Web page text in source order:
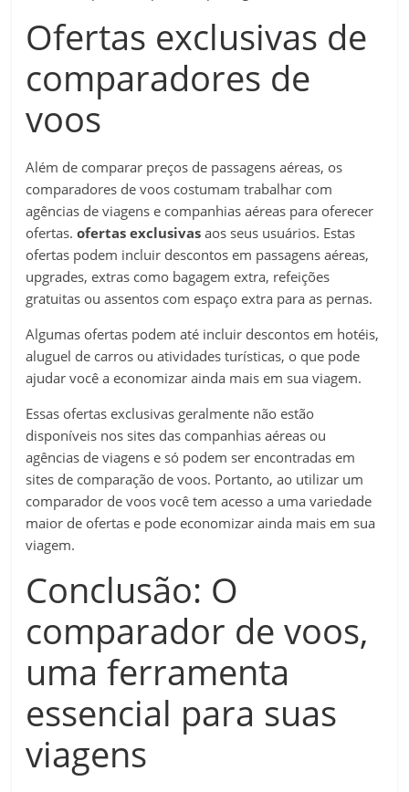
Ofertas exclusivas de
comparadores de
voos
Além de comparar preços de passagens aéreas, os
comparadores de voos costumam trabalhar com
agências de viagens e companhias aéreas para oferecer
ofertas.ofertas exclusivas aos seus usuários. Estas
ofertas podem incluir descontos em passagens aéreas,
upgrades, extras como bagagem extra, refeições
gratuitas ou assentos com espaço extra para as pernas.
Algumas ofertas podem até incluir descontos em hotéis,
aluguel de carros ou atividades turísticas, o que pode
ajudar você a economizar ainda mais em sua viagem.
Essas ofertas exclusivas geralmente não estão
disponíveis nos sites das companhias aéreas ou
agências de viagens e só podem ser encontradas em
sites de comparação de voos. Portanto, ao utilizar um
comparador de voos você tem acesso a uma variedade
maior de ofertas e pode economizar ainda mais em sua
viagem.
Conclusão: O
comparador de voos,
uma ferramenta
essencial para suas
viagens